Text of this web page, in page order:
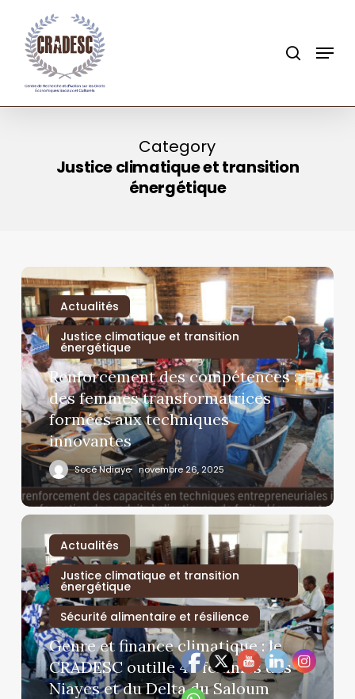
main
content
Menu
Category
Justice climatique et transition
énergétique
Actualités
Justice climatique et transition
énergétique
Renforcement des compétences :
des femmes transformatrices
formées aux techniques
innovantes
Socé Ndiaye novembre 26, 2025
Actualités
Justice climatique et transition
énergétique
Sécurité alimentaire et résilience
Genre et finance climatique : le
CRADESC outille 40 femmes des
Niayes et du Delta du Saloum